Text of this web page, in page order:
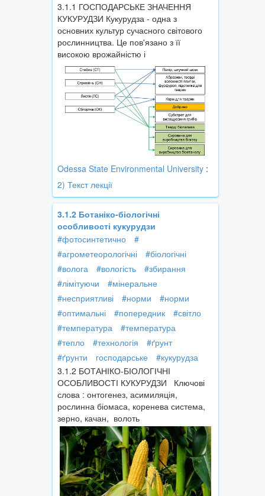
3.1.1 ГОСПОДАРСЬКЕ ЗНАЧЕННЯ
КУКУРУДЗИ Кукурудза - одна з
основних культур сучасного світового
рослинництва. Це пов'язано з її
високою врожайністю і
Odessa State Environmental University :
2) Текст лекції
3.1.2 Ботаніко-біологічні
особливості кукурудзи
#фотосинтетично
#
#агрометеорологічні
#біологічні
#волога
#вологість
#збирання
#лімітуючи
#мінеральне
#несприятливі
#норми
#норми
#оптимальні
#попередник
#світло
#температура
#температура
#тепло
#технологія
#ґрунт
#ґрунти
господарське
#кукурудза
3.1.2 БОТАНІКО-БІОЛОГІЧНІ
ОСОБЛИВОСТІ КУКУРУДЗИ Ключові
слова : онтогенез, асимиляція,
рослинна біомаса, коренева система,
зерно, качан, волоть